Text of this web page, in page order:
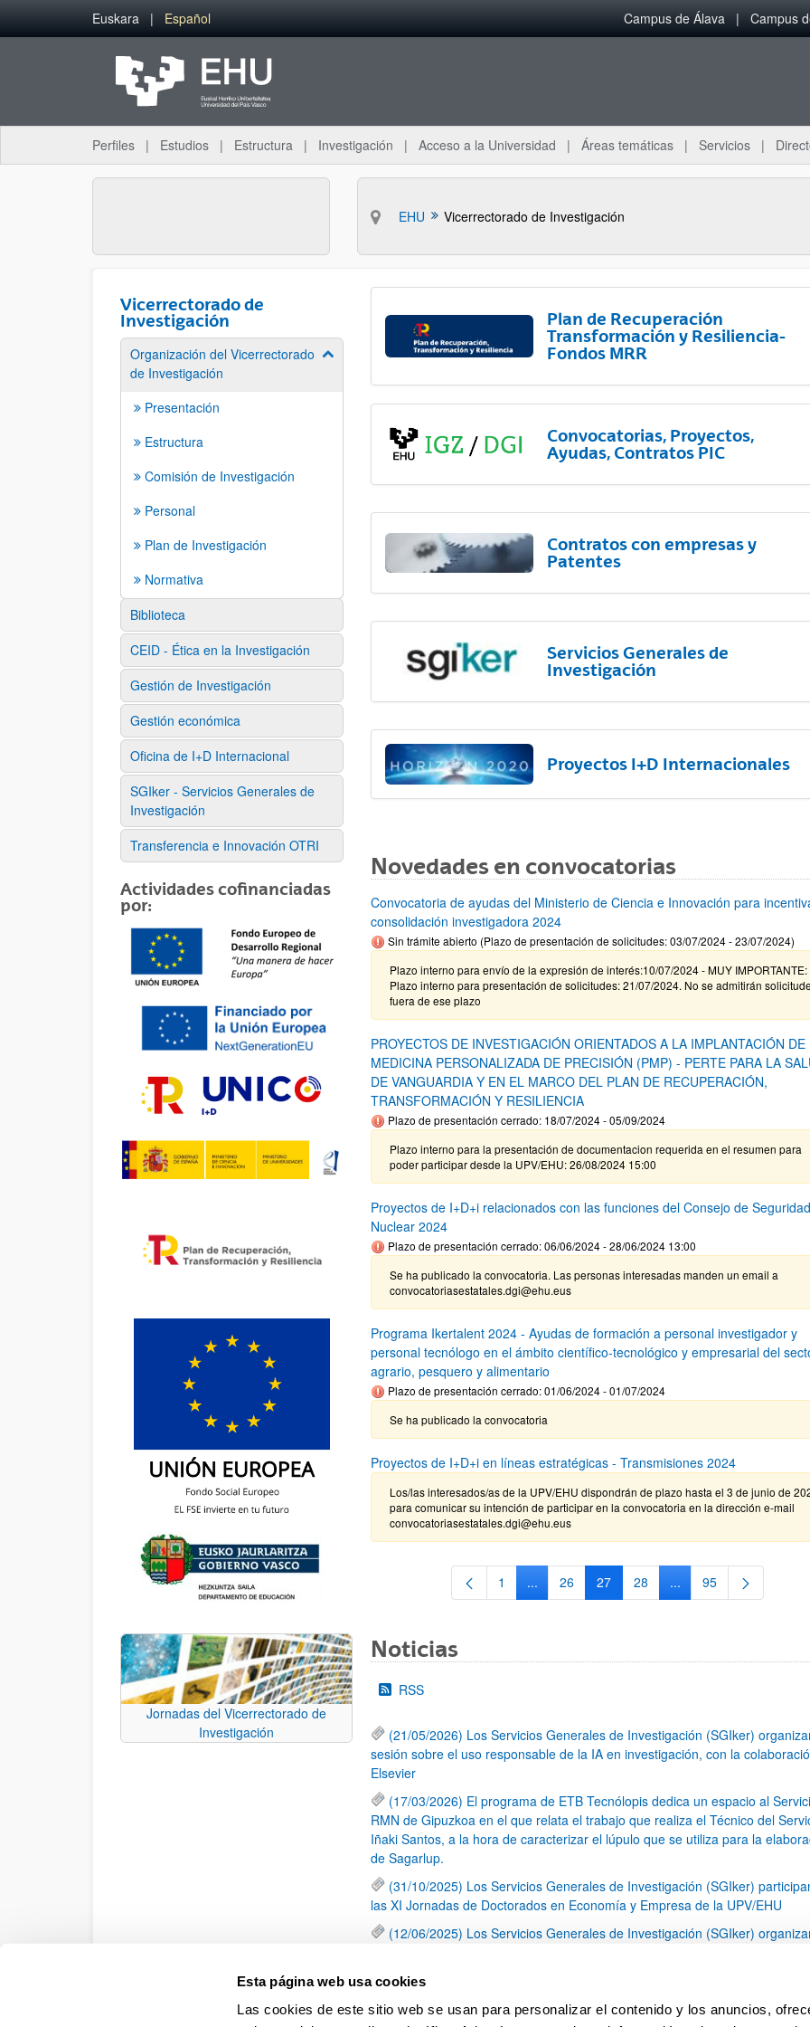
Esta página web usa cookies
Las cookies de este sitio web se usan para personalizar el contenido y los anuncios,
Saltar al contenido principal
Euskara Español Campus de Álava Campus
Perfiles Estudios Estructura Investigación Acceso a la Universidad Áreas temáticas Servicios
EHU Vicerrectorado de Investigación
Vicerrectorado de
Investigación
Organización del Vicerrectorado
de Investigación
Mostrar/ocultar subpáginas
Presentación
Estructura
Comisión de Investigación
Personal
Plan de Investigación
Normativa
Biblioteca
CEID - Ética en la Investigación
Gestión de Investigación
Gestión económica
Oficina de I+D Internacional
SGIker - Servicios Generales de
Investigación
Transferencia e Innovación OTRI
Actividades cofinanciadas
por:
Jornadas del Vicerrectorado de
Investigación
Plan de Recuperación
Transformación y Resiliencia-
Fondos MRR
Convocatorias, Proyectos,
Ayudas, Contratos PIC
Contratos con empresas y
Patentes
Servicios Generales de
Investigación
Proyectos I+D Internacionales
Novedades en convocatorias
Convocatoria de ayudas del Ministerio de Ciencia e Innovación para
consolidación investigadora 2024
Sin trámite abierto (Plazo de presentación de solicitudes: 03/07/2024 - 23/07/2024)
Plazo interno para envío de la expresión de interés:10/07/2024 - MUY IMPORTANTE:
Plazo interno para presentación de solicitudes: 21/07/2024. No se admitirán
fuera de ese plazo
PROYECTOS DE INVESTIGACIÓN ORIENTADOS A LA IMPLANTACIÓN DE
MEDICINA PERSONALIZADA DE PRECISIÓN (PMP) - PERTE PARA LA
DE VANGUARDIA Y EN EL MARCO DEL PLAN DE RECUPERACIÓN,
TRANSFORMACIÓN Y RESILIENCIA
Plazo de presentación cerrado: 18/07/2024 - 05/09/2024
Plazo interno para la presentación de documentacion requerida en el resumen para
poder participar desde la UPV/EHU: 26/08/2024 15:00
Proyectos de I+D+i relacionados con las funciones del Consejo de Seguridad
Nuclear 2024
Plazo de presentación cerrado: 06/06/2024 - 28/06/2024 13:00
Se ha publicado la convocatoria. Las personas interesadas manden un email a
convocatoriasestatales.dgi@ehu.eus
Programa Ikertalent 2024 - Ayudas de formación a personal investigador y
personal tecnólogo en el ámbito científico-tecnológico y empresarial del
agrario, pesquero y alimentario
Plazo de presentación cerrado: 01/06/2024 - 01/07/2024
Se ha publicado la convocatoria
Proyectos de I+D+i en líneas estratégicas - Transmisiones 2024
Los/las interesados/as de la UPV/EHU dispondrán de plazo hasta el 3 de junio de
para comunicar su intención de participar en la convocatoria en la dirección e-mail
convocatoriasestatales.dgi@ehu.eus
Página
1 ...Páginas intermedias Use TAB para desplazarse.
Página
26 Página
27 Página
28 ...Páginas intermedias
Página
95
Noticias
RSS
(21/05/2026) Los Servicios Generales de Investigación (SGIker)
sesión sobre el uso responsable de la IA en investigación, con la
Elsevier
(17/03/2026) El programa de ETB Tecnólopis dedica un espacio al
RMN de Gipuzkoa en el que relata el trabajo que realiza el Técnico del
Iñaki Santos, a la hora de caracterizar el lúpulo que se utiliza para la
de Sagarlup.
(31/10/2025) Los Servicios Generales de Investigación (SGIker)
las XI Jornadas de Doctorados en Economía y Empresa de la UPV/EHU
(12/06/2025) Los Servicios Generales de Investigación (SGIker)
una caracterización química de dos variedades de lúpulo silvestre